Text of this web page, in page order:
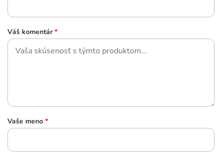
Váš komentár *
Vaše meno *